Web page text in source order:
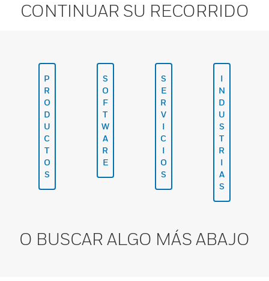
CONTINUAR SU RECORRIDO
P
R
O
D
U
C
T
O
S
S
O
F
T
W
A
R
E
S
E
R
V
I
C
I
O
S
I
N
D
U
S
T
R
I
A
S
O BUSCAR ALGO MÁS ABAJO